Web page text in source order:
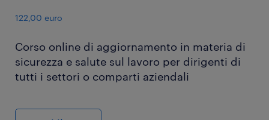
122,00 euro
Corso online di aggiornamento in materia di
sicurezza e salute sul lavoro per dirigenti di
tutti i settori o comparti aziendali